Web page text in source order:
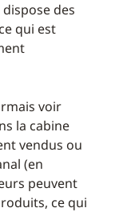
des
qui est
voir
la cabine
vendus ou
(en
peuvent
ce qui